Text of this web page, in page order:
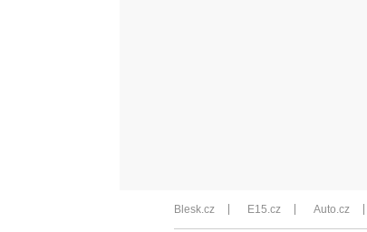
Blesk.cz E15.cz Auto.cz